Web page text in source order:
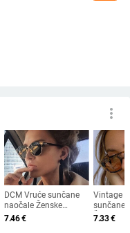
DCM Vruće sunčane
naočale Ženske
popularne marke
7.46€
Vintage
sunčane
Ženska
7.33€
more_vert